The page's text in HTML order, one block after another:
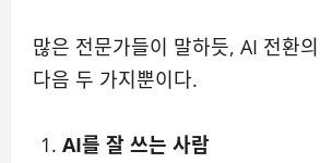
많은 전문가들이 말하듯, AI 전환
다음 두 가지뿐이다.
AI를 잘 쓰는 사람